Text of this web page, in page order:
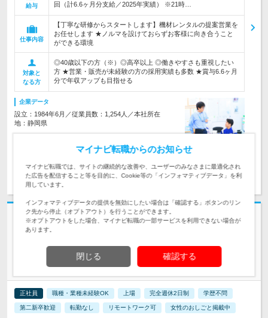
給与
回（計6.6ヶ月分支給／2025年実績） ※21時…
仕事内容
【丁寧な研修からスタートします】機材レンタルの提案営業を
お任せします ★ノルマを設けておらずお客様に向き合うこと
ができる環境
対象と
なる方
◎40歳以下の方（※）◎高卒以上 ◎働きやすさも重視したい
方 ★営業・販売が未経験の方の採用実績も多数 ★賞与6.6ヶ月
分で年収アップも目指せる
企業データ
設立：1984年6月／従業員数：1,254人／本社所在
地：静岡県
求人詳細を見る 気になる
志望動機・自己PR不要
株式会社三機サービス | 転勤なし｜賞与年2回｜17:15退社｜資格取得支援
｜ホワイト500
人生がちょっと良くなる【設備管理スタッフ】土日祝・年休
正社員 職種・業種未経験OK 上場 完全週休2日制 学歴不問
第二新卒歓迎 転勤なし リモートワーク可 女性のおしごと掲載中
マイナビ転職からのお知らせ
マイナビ転職では、サイトの継続的な改善や、ユーザーのみなさまに最適化され
た広告を配信すること等を目的に、Cookie等の「インフォマティブデータ」を利
用しています。
インフォマティブデータの提供を無効にしたい場合は「確認する」ボタンのリン
ク先から停止（オプトアウト）を行うことができます。
※オプトアウトをした場合、マイナビ転職の一部サービスを利用できない場合が
あります。
閉じる 確認する